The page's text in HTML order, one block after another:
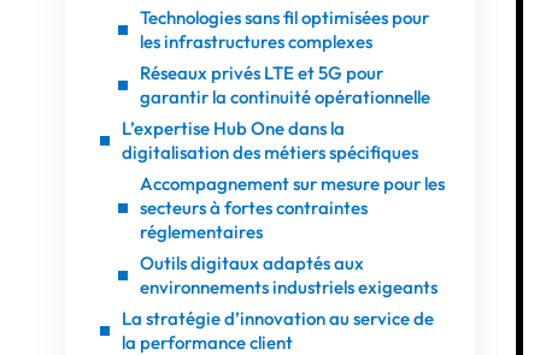
Technologies sans fil optimisées pour
les infrastructures complexes
Réseaux privés LTE et 5G pour
garantir la continuité opérationnelle
L’expertise Hub One dans la
digitalisation des métiers spécifiques
Accompagnement sur mesure pour les
secteurs à fortes contraintes
réglementaires
Outils digitaux adaptés aux
environnements industriels exigeants
La stratégie d’innovation au service de
la performance client